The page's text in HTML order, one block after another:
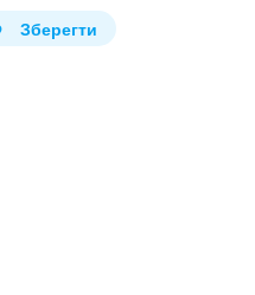
Зберегти